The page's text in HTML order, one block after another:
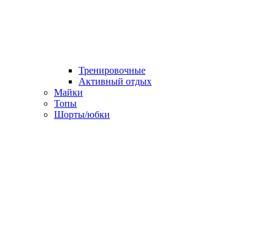
Тренировочные
Активный отдых
Майки
Топы
Шорты/юбки